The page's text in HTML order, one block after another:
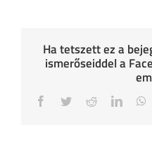
Ha tetszett ez a
ismerőseiddel a
Facebook
TwitterReddit